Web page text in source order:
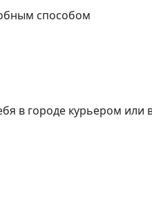
способом
в городе курьером